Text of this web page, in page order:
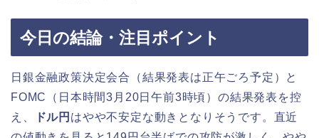
今日の結論・注目ポイント
日銀金融政策決定会合（結果発表は正午ごろ予定）と
FOMC（日本時間3月20日午前3時頃）の結果発表を控
え、
ドル円 はやや不安定な動きとなりそうです。直近